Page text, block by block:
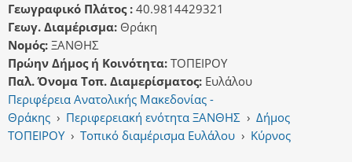
Γεωγραφικό Πλάτος : 40.9814429321
Γεωγ. Διαμέρισμα: Θράκη
Νομός: ΞΑΝΘΗΣ
Πρώην Δήμος ή Κοινότητα: ΤΟΠΕΙΡΟΥ
Παλ. Όνομα Τοπ. Διαμερίσματος: Ευλάλου
Περιφέρεια Ανατολικής Μακεδονίας -
Θράκης › Περιφερειακή ενότητα ΞΑΝΘΗΣ › Δήμος
ΤΟΠΕΙΡΟΥ › Τοπικό διαμέρισμα Ευλάλου › Κύρνος